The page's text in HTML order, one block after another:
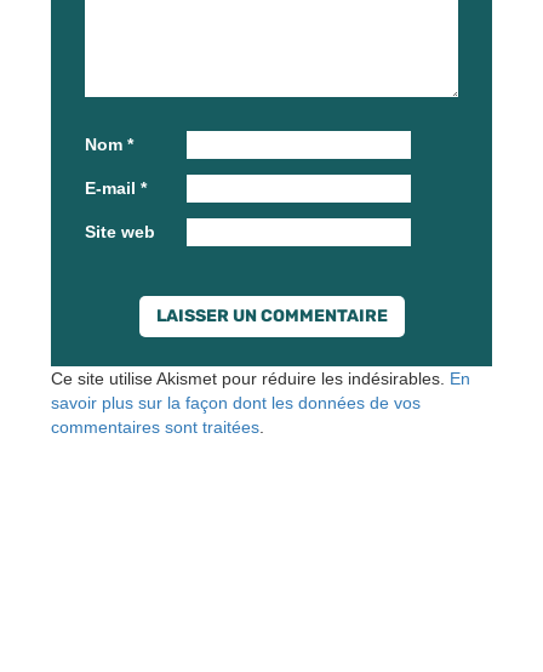
Nom *
E-mail *
Site web
Ce site utilise Akismet pour réduire les indésirables. En
savoir plus sur la façon dont les données de vos
commentaires sont traitées